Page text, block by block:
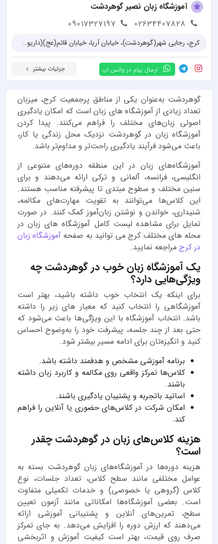
آموزشگاه زبان نصیر گوهردشت
02634407828
09017327197
کرج، رجایی شهر(گوهردشت)، خیابان آریا، خیابان قائم(عج)(داریوش)، پلاک44، طبقه 2
ارسال پیام در واتس اپ جزئیات بیشتر
گوهردشت به‌عنوان یکی از مناطق پرجمعیت کرج، میزبان
تعداد زیادی از آموزشگاه های زبان است که امکان یادگیری
اصولی زبان‌های مختلف را فراهم می‌کنند. پیدا کردن
آموزشگاه زبان در گوهردشت نزدیک محل زندگی یا کار،
باعث می‌شود فرآیند یادگیری راحت‌تر و مداوم‌تر باشد.
آموزشگاه‌های زبان در این منطقه دوره‌های متنوعی از
انگلیسی، فرانسه، آلمانی و ترکی ارائه می‌دهند و برای
سنین مختلف و سطوح مبتدی تا پیشرفته مناسب هستند.
این کلاس‌ها می‌توانند به تقویت مهارت‌های مکالمه،
شنیداری، خواندن و نوشتن زبان‌آموز کمک کنند. در صورت
تمایل برای مشاهده لیست کامل آموزشگاه های زبان در
محله های مختلف کرج می توانید به صفحه آموزشگاه زبان
در کرج مراجعه نمایید.
یک آموزشگاه زبان خوب در گوهردشت چه
ویژگی‌هایی دارد؟
برای اینکه یک انتخاب خوب داشته باشید، بهتر است
آموزشگاهی را انتخاب کنید که معیار های زیر را داشته
باشد. انتخاب آموزشگاه با این ویژگی‌ها باعث می‌شود که
حتی بعد از چند جلسه، پیشرفت خود را به‌وضوح احساس
کنید و انگیزه‌تان برای ادامه مسیر بیشتر شود.
برنامه آموزشی مشخص و هدفمند داشته باشد.
کلاس‌ها تمرکز واقعی روی مکالمه و کاربرد زبان داشته
باشند.
اساتید باتجربه و پشتیبان یادگیری باشند.
امکان شرکت در کلاس‌های حضوری یا آنلاین را فراهم
کند.
هزینه کلاس‌های زبان در گوهردشت چقدر
است؟
هزینه دوره‌ها در آموزشگاه‌های زبان گوهردشت بسته به
عوامل مختلفی مانند سطح کلاس، تعداد جلسات، نوع
کلاس (گروهی یا خصوصی) و خدمات تکمیلی متفاوت
است. بعضی آموزشگاه‌ها امکاناتی مانند آزمون تعیین
سطح، تمرین‌های آنلاین و پشتیبانی آموزشی ارائه
می‌دهند که ارزش دوره را افزایش می‌دهد. به جای تمرکز
صرف روی قیمت، بهتر است کیفیت آموزش و اثربخشی